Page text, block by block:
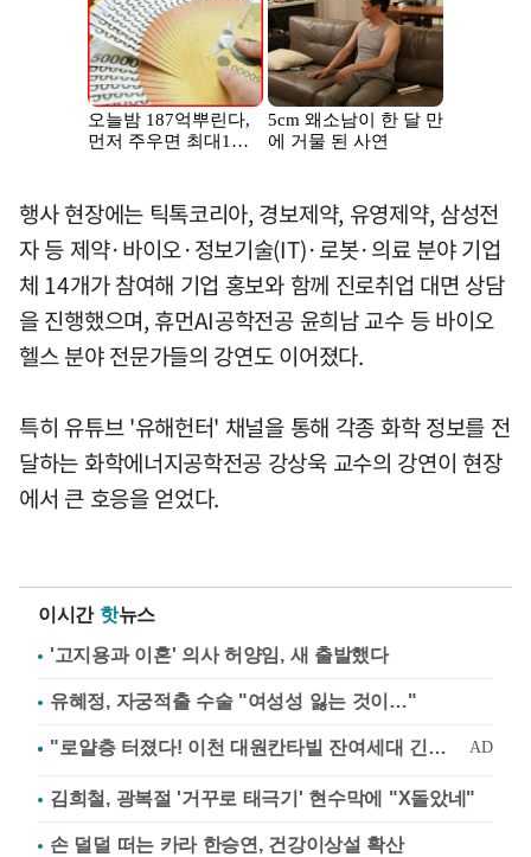
행사 현장에는 틱톡코리아, 경보제약, 유영제약, 삼성전
자 등 제약·바이오·정보기술(IT)·로봇·의료 분야 기업
체 14개가 참여해 기업 홍보와 함께 진로취업 대면 상담
을 진행했으며, 휴먼AI공학전공 윤희남 교수 등 바이오
헬스 분야 전문가들의 강연도 이어졌다.
특히 유튜브 '유해헌터' 채널을 통해 각종 화학 정보를 전
달하는 화학에너지공학전공 강상욱 교수의 강연이 현장
에서 큰 호응을 얻었다.
이시간 핫뉴스
'고지용과 이혼' 의사 허양임, 새 출발했다
유혜정, 자궁적출 수술 "여성성 잃는 것이…"
김희철, 광복절 '거꾸로 태극기' 현수막에 "X돌았네"
손 덜덜 떠는 카라 한승연, 건강이상설 확산